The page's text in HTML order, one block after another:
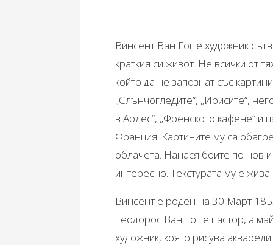
Винсент Ван Гог е художник
краткия си живот. Не всички от
който да не запознат със
„Слънчогледите“, „Ирисите“,
в Арлес“, „Френското кафене“
Франция. Картините му са
облачета. Нанася боите по нов
интересно. Текстурата му е
Винсент е роден на 30 Март
Теодорос Ван Гог е пастор, а
художник, която рисува